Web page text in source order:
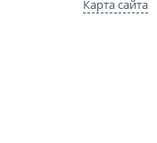
Карта сайта